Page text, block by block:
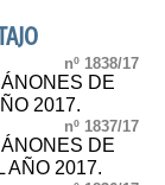
nº 1838/17
DE
2017.
nº 1837/17
DE
AÑO 2017.